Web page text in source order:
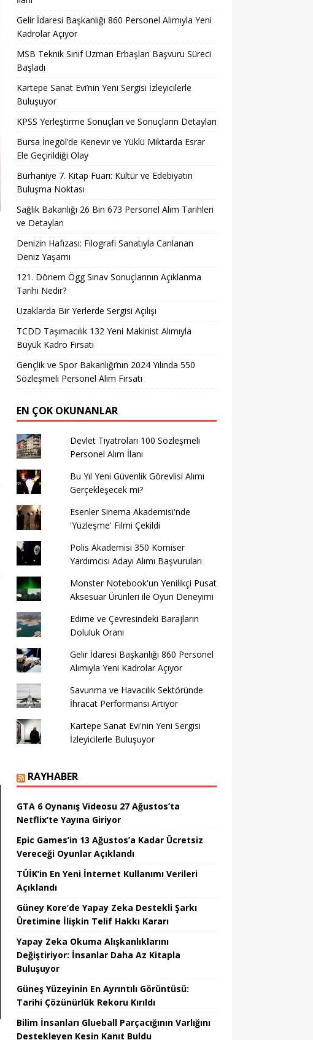
Gelir İdaresi Başkanlığı 860 Personel Alımıyla Yeni
Kadrolar Açıyor
MSB Teknik Sınıf Uzman Erbaşları Başvuru Süreci
Başladı
Kartepe Sanat Evi’nin Yeni Sergisi İzleyicilerle
Buluşuyor
KPSS Yerleştirme Sonuçları ve Sonuçların Detayları
Bursa İnegöl’de Kenevir ve Yüklü Miktarda Esrar
Ele Geçirildiği Olay
Burhaniye 7. Kitap Fuarı: Kültür ve Edebiyatın
Buluşma Noktası
Sağlık Bakanlığı 26 Bin 673 Personel Alım Tarihleri
ve Detayları
Denizin Hafızası: Filografi Sanatıyla Canlanan
Deniz Yaşamı
121. Dönem Ögg Sınav Sonuçlarının Açıklanma
Tarihi Nedir?
Uzaklarda Bir Yerlerde Sergisi Açılışı
TCDD Taşımacılık 132 Yeni Makinist Alımıyla
Büyük Kadro Fırsatı
Gençlik ve Spor Bakanlığı’nın 2024 Yılında 550
Sözleşmeli Personel Alım Fırsatı
EN ÇOK OKUNANLAR
Devlet Tiyatroları 100 Sözleşmeli
Personel Alım İlanı
Bu Yıl Yeni Güvenlik Görevlisi Alımı
Gerçekleşecek mi?
Esenler Sinema Akademisi'nde
'Yüzleşme' Filmi Çekildi
Polis Akademisi 350 Komiser
Yardımcısı Adayı Alımı Başvuruları
Monster Notebook'un Yenilikçi Pusat
Aksesuar Ürünleri ile Oyun Deneyimi
Edirne ve Çevresindeki Barajların
Doluluk Oranı
Gelir İdaresi Başkanlığı 860 Personel
Alımıyla Yeni Kadrolar Açıyor
Savunma ve Havacılık Sektöründe
İhracat Performansı Artıyor
Kartepe Sanat Evi'nin Yeni Sergisi
İzleyicilerle Buluşuyor
RAYHABER
GTA 6 Oynanış Videosu 27 Ağustos’ta
Netflix’te Yayına Giriyor
Epic Games’in 13 Ağustos’a Kadar Ücretsiz
Vereceği Oyunlar Açıklandı
TÜİK’in En Yeni İnternet Kullanımı Verileri
Açıklandı
Güney Kore’de Yapay Zeka Destekli Şarkı
Üretimine İlişkin Telif Hakkı Kararı
Yapay Zeka Okuma Alışkanlıklarını
Değiştiriyor: İnsanlar Daha Az Kitapla
Buluşuyor
Güneş Yüzeyinin En Ayrıntılı Görüntüsü:
Tarihi Çözünürlük Rekoru Kırıldı
Bilim İnsanları Glueball Parçacığının Varlığını
Destekleyen Kesin Kanıt Buldu